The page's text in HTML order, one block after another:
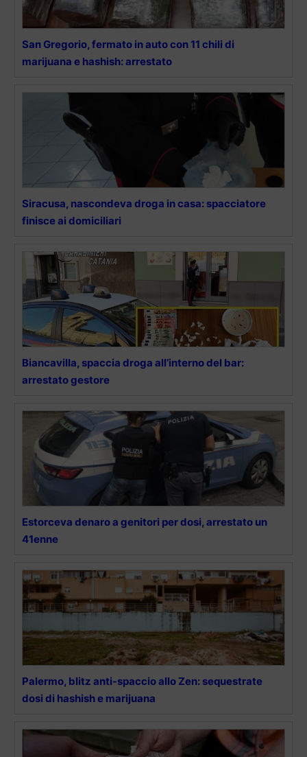
San Gregorio, fermato in auto con 11 chili di
marijuana e hashish: arrestato
Siracusa, nascondeva droga in casa: spacciatore
finisce ai domiciliari
Biancavilla, spaccia droga all’interno del bar:
arrestato gestore
Estorceva denaro a genitori per dosi, arrestato un
41enne
Palermo, blitz anti-spaccio allo Zen: sequestrate
dosi di hashish e marijuana